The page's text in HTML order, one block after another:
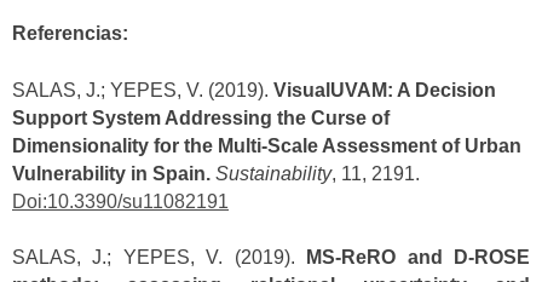
Referencias:
SALAS, J.; YEPES, V. (2019). VisualUVAM: A Decision
Support System Addressing the Curse of
Dimensionality for the Multi-Scale Assessment of Urban
Vulnerability in Spain. Sustainability, 11, 2191.
Doi:10.3390/su11082191
SALAS, J.; YEPES, V. (2019).
MS-ReRO and D-ROSE